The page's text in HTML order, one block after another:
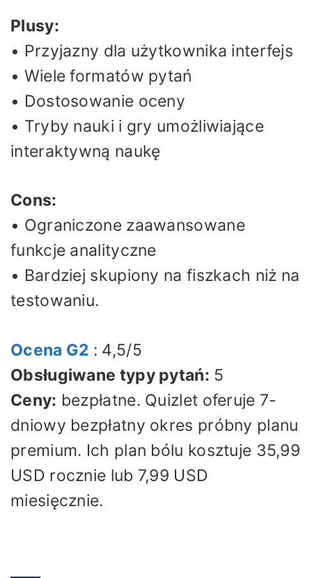
Plusy:
• Przyjazny dla użytkownika interfejs
• Wiele formatów pytań
• Dostosowanie oceny
• Tryby nauki i gry umożliwiające
interaktywną naukę
Cons:
• Ograniczone zaawansowane
funkcje analityczne
• Bardziej skupiony na fiszkach niż na
testowaniu.
Ocena G2 : 4,5/5
Obsługiwane typy pytań: 5
Ceny: bezpłatne. Quizlet oferuje 7-
dniowy bezpłatny okres próbny planu
premium. Ich plan bólu kosztuje 35,99
USD rocznie lub 7,99 USD
miesięcznie.